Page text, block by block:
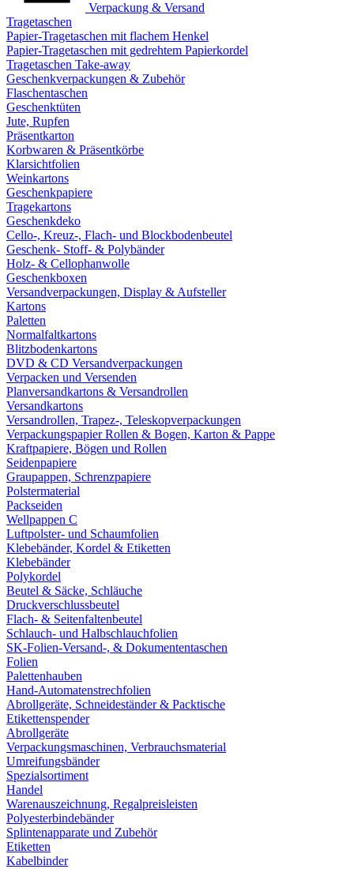
Verpackung & Versand
Tragetaschen
Papier-Tragetaschen mit flachem Henkel
Papier-Tragetaschen mit gedrehtem Papierkordel
Tragetaschen Take-away
Geschenkverpackungen & Zubehör
Flaschentaschen
Geschenktüten
Jute, Rupfen
Präsentkarton
Korbwaren & Präsentkörbe
Klarsichtfolien
Weinkartons
Geschenkpapiere
Tragekartons
Geschenkdeko
Cello-, Kreuz-, Flach- und Blockbodenbeutel
Geschenk- Stoff- & Polybänder
Holz- & Cellophanwolle
Geschenkboxen
Versandverpackungen, Display & Aufsteller
Kartons
Paletten
Normalfaltkartons
Blitzbodenkartons
DVD & CD Versandverpackungen
Verpacken und Versenden
Planversandkartons & Versandrollen
Versandkartons
Versandrollen, Trapez-, Teleskopverpackungen
Verpackungspapier Rollen & Bogen, Karton & Pappe
Kraftpapiere, Bögen und Rollen
Seidenpapiere
Graupappen, Schrenzpapiere
Polstermaterial
Packseiden
Wellpappen C
Luftpolster- und Schaumfolien
Klebebänder, Kordel & Etiketten
Klebebänder
Polykordel
Beutel & Säcke, Schläuche
Druckverschlussbeutel
Flach- & Seitenfaltenbeutel
Schlauch- und Halbschlauchfolien
SK-Folien-Versand-, & Dokumententaschen
Folien
Palettenhauben
Hand-Automatenstrechfolien
Abrollgeräte, Schneideständer & Packtische
Etikettenspender
Abrollgeräte
Verpackungsmaschinen, Verbrauchsmaterial
Umreifungsbänder
Spezialsortiment
Handel
Warenauszeichnung, Regalpreisleisten
Polyesterbindebänder
Splintenapparate und Zubehör
Etiketten
Kabelbinder